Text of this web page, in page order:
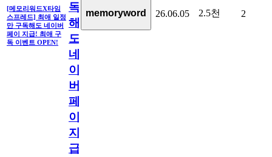
[메모리워드X타임
스프레드] 최애 일정
만 구독해도 네이버
페이 지급! 최애 구
독 이벤트 OPEN!
독
해
도
네
이
버
페
이
지
급!
memoryword 26.06.05 2.5천 2